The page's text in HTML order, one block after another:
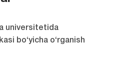
universitetida
bo‘yicha o‘rganish